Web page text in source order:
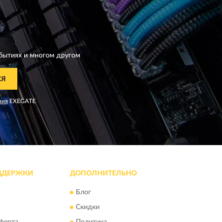
и многом другом
EXEGATE
ДОПОЛНИТЕЛЬНО
Блог
Скидки